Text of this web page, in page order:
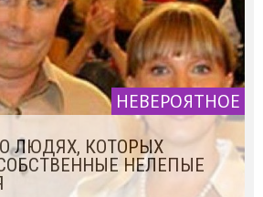
НЕВЕРОЯТНОЕ
ЛЮДЯХ, КОТОРЫХ
НЕЛЕПЫЕ